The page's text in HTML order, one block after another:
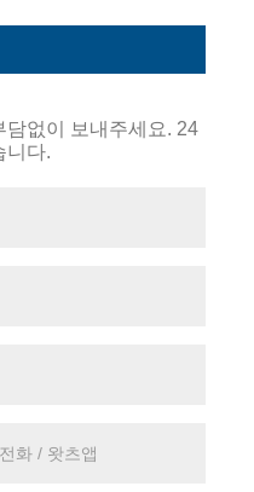
담없이 보내주세요. 24
니다.